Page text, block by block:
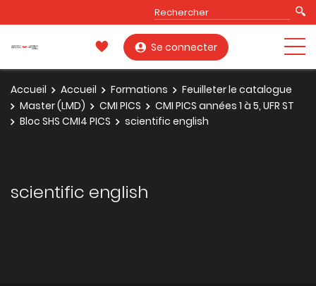
Se connecter
Accueil Accueil Formations
Feuilleter le catalogue
Master (LMD)
CMI PICS
CMI PICS années 1 à 5, UFR ST
Bloc SHS CMI4 PICS
scientific english
scientific english